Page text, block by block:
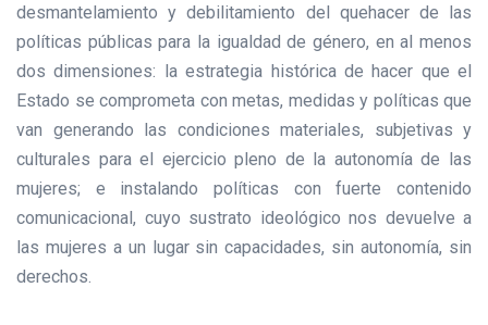
desmantelamiento y debilitamiento del quehacer de las
políticas públicas para la igualdad de género, en al menos
dos dimensiones: la estrategia histórica de hacer que el
Estado se comprometa con metas, medidas y políticas que
van generando las condiciones materiales, subjetivas y
culturales para el ejercicio pleno de la autonomía de las
mujeres; e instalando políticas con fuerte contenido
comunicacional, cuyo sustrato ideológico nos devuelve a
las mujeres a un lugar sin capacidades, sin autonomía, sin
derechos.